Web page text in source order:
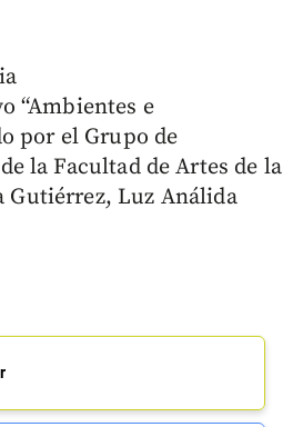
“Ambientes e
por el Grupo de
la Facultad de Artes de la
Gutiérrez, Luz Análida